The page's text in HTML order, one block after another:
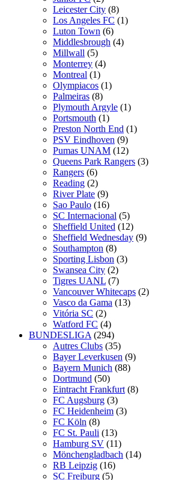
Leicester City (8)
Los Angeles FC (1)
Luton Town (6)
Middlesbrough (4)
Millwall (5)
Monterrey (4)
Montreal (1)
Olympiacos (1)
Palmeiras (8)
Plymouth Argyle (1)
Portsmouth (1)
Preston North End (1)
PSV Eindhoven (9)
Pumas UNAM (12)
Queens Park Rangers (3)
Rangers (6)
Reading (2)
River Plate (9)
Sao Paulo (16)
SC Internacional (5)
Sheffield United (12)
Sheffield Wednesday (9)
Southampton (8)
Sporting Lisbon (3)
Swansea City (2)
Tigres UANL (7)
Vancouver Whitecaps (2)
Vasco da Gama (13)
Vitória SC (2)
Watford FC (4)
BUNDESLIGA (294)
Autres Clubs (35)
Bayer Leverkusen (9)
Bayern Munich (88)
Dortmund (50)
Eintracht Frankfurt (8)
FC Augsburg (3)
FC Heidenheim (3)
FC Köln (8)
FC St. Pauli (13)
Hamburg SV (11)
Mönchengladbach (14)
RB Leipzig (16)
SC Freiburg (5)